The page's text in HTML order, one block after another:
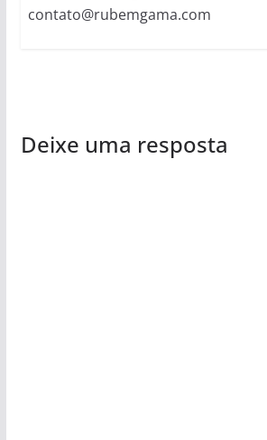
contato@rubemgama.com
Deixe uma resposta